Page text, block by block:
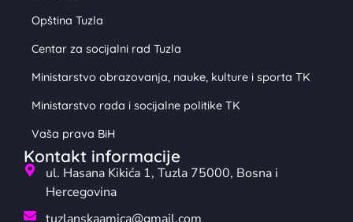
Opština Tuzla
Centar za socijalni rad Tuzla
Ministarstvo obrazovanja, nauke, kulture i sporta TK
Ministarstvo rada i socijalne politike TK
Vaša prava BiH
Kontakt informacije
ul. Hasana Kikića 1, Tuzla 75000, Bosna i
Hercegovina